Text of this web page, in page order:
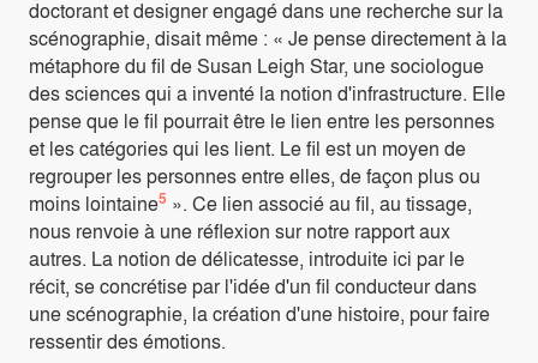
doctorant et designer engagé dans une recherche sur la
scénographie, disait même : « Je pense directement à la
métaphore du fil de Susan Leigh Star, une sociologue
des sciences qui a inventé la notion d'infrastructure. Elle
pense que le fil pourrait être le lien entre les personnes
et les catégories qui les lient. Le fil est un moyen de
regrouper les personnes entre elles, de façon plus ou
moins lointaine5 ». Ce lien associé au fil, au tissage,
nous renvoie à une réflexion sur notre rapport aux
autres. La notion de délicatesse, introduite ici par le
récit, se concrétise par l'idée d'un fil conducteur dans
une scénographie, la création d'une histoire, pour faire
ressentir des émotions.